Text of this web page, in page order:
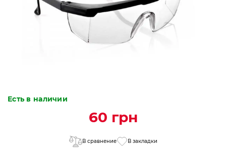
Есть в наличии
60 грн
В сравнение В закладки